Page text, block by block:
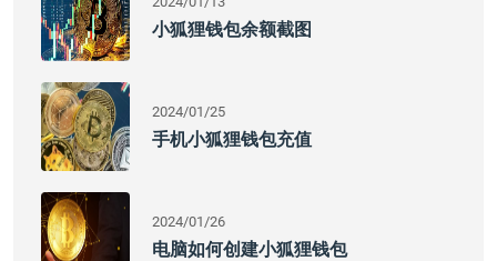
小狐狸钱包余额截图
2024/01/25
手机小狐狸钱包充值
2024/01/26
电脑如何创建小狐狸钱包